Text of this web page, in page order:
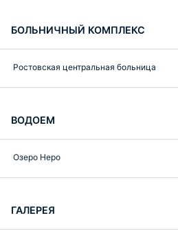
БОЛЬНИЧНЫЙ КОМПЛЕКС
Ростовская центральная больница
ВОДОЕМ
Озеро Неро
ГАЛЕРЕЯ